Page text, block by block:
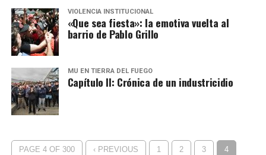
VIOLENCIA INSTITUCIONAL
«Que sea fiesta»: la emotiva vuelta al
barrio de Pablo Grillo
MU EN TIERRA DEL FUEGO
Capítulo II: Crónica de un industricidio
PAGE 4 OF 300 ‹ PREVIOUS 1 2 3 4